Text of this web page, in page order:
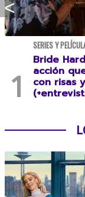
SERIES Y
Bride
acción
con risas